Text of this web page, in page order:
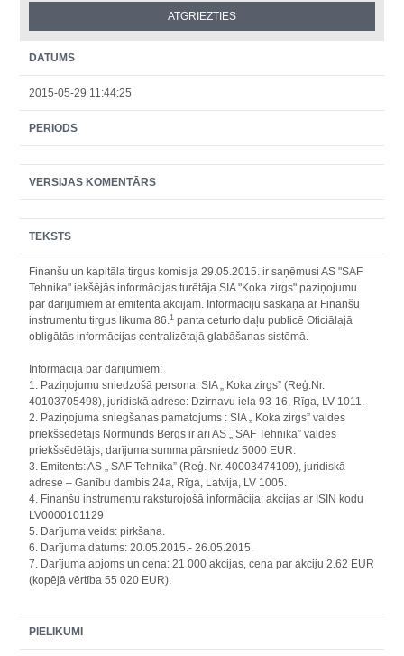
DATUMS
2015-05-29 11:44:25
PERIODS
VERSIJAS KOMENTĀRS
TEKSTS
Finanšu un kapitāla tirgus komisija 29.05.2015. ir saņēmusi AS "SAF
Tehnika" iekšējās informācijas turētāja SIA "Koka zirgs" paziņojumu
par darījumiem ar emitenta akcijām. Informāciju saskaņā ar Finanšu
instrumentu tirgus likuma 86.1 panta ceturto daļu publicē Oficiālajā
obligātās informācijas centralizētajā glabāšanas sistēmā.
Informācija par darījumiem:
1. Paziņojumu sniedzošā persona: SIA „ Koka zirgs” (Reģ.Nr.
40103705498), juridiskā adrese: Dzirnavu iela 93-16, Rīga, LV 1011.
2. Paziņojuma sniegšanas pamatojums : SIA „ Koka zirgs” valdes
priekšsēdētājs Normunds Bergs ir arī AS „ SAF Tehnika” valdes
priekšsēdētājs, darījuma summa pārsniedz 5000 EUR.
3. Emitents: AS „ SAF Tehnika” (Reģ. Nr. 40003474109), juridiskā
adrese – Ganību dambis 24a, Rīga, Latvija, LV 1005.
4. Finanšu instrumentu raksturojošā informācija: akcijas ar ISIN kodu
LV0000101129
5. Darījuma veids: pirkšana.
6. Darījuma datums: 20.05.2015.- 26.05.2015.
7. Darījuma apjoms un cena: 21 000 akcijas, cena par akciju 2.62 EUR
(kopējā vērtība 55 020 EUR).
PIELIKUMI